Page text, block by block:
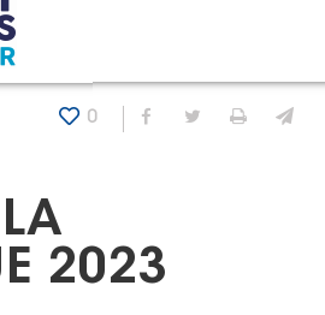
cookies
0 Partager sur
Partager
2023